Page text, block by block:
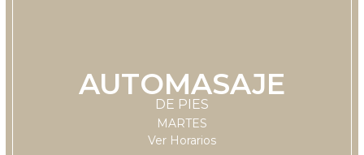
AUTOMASAJE
DE PIES
MARTES
Ver Horarios
LUNES
11:30 hrs